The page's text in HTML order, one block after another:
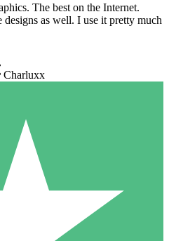
The best on the Internet.
as well. I use it pretty much
Charluxx